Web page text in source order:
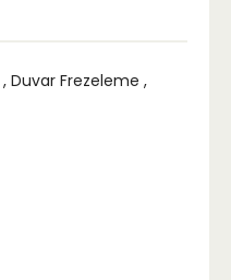
, Duvar Frezeleme ,